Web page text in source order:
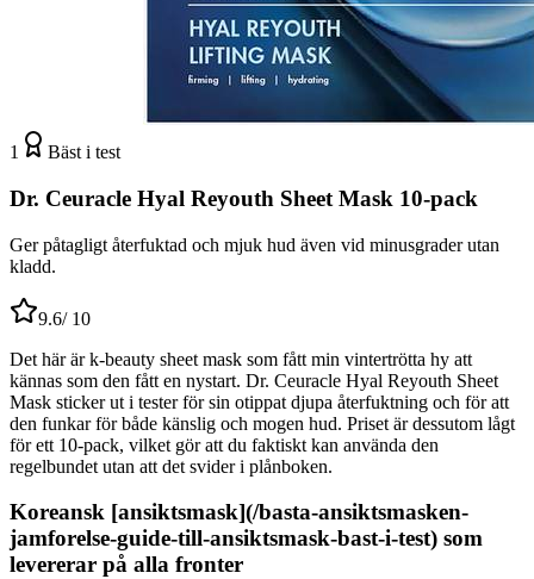
1 Bäst i test
Dr. Ceuracle Hyal Reyouth Sheet Mask 10-pack
Ger påtagligt återfuktad och mjuk hud även vid minusgrader utan
kladd.
9.6/ 10
Det här är k-beauty sheet mask som fått min vintertrötta hy att
kännas som den fått en nystart. Dr. Ceuracle Hyal Reyouth Sheet
Mask sticker ut i tester för sin otippat djupa återfuktning och för att
den funkar för både känslig och mogen hud. Priset är dessutom lågt
för ett 10-pack, vilket gör att du faktiskt kan använda den
regelbundet utan att det svider i plånboken.
Koreansk [ansiktsmask](/basta-ansiktsmasken-
jamforelse-guide-till-ansiktsmask-bast-i-test) som
levererar på alla fronter